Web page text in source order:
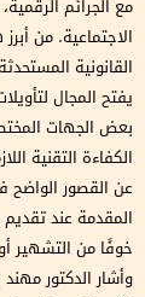
مع الجرائم
الاجتماعية. من
القانونية
يفتح المجال
بعض الجهات
الكفاءة التقنية
عن القصور الواضح
المقدمة عند تقديم
خوفًا من التشهير أو
وأشار الدكتور